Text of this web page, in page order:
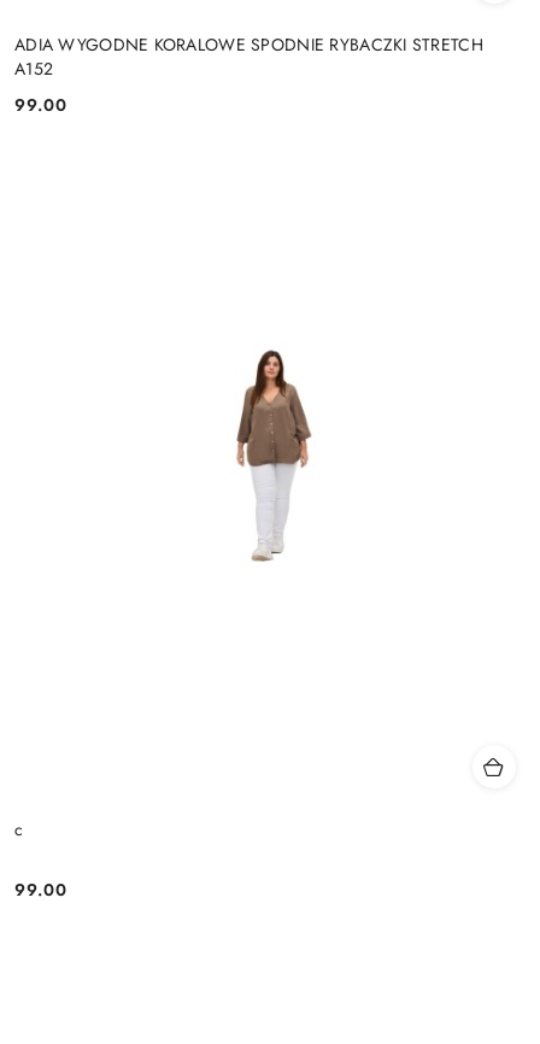
ADIA WYGODNE KORALOWE SPODNIE RYBACZKI STRETCH
A152
Cena:
99.00
c
Cena:
99.00